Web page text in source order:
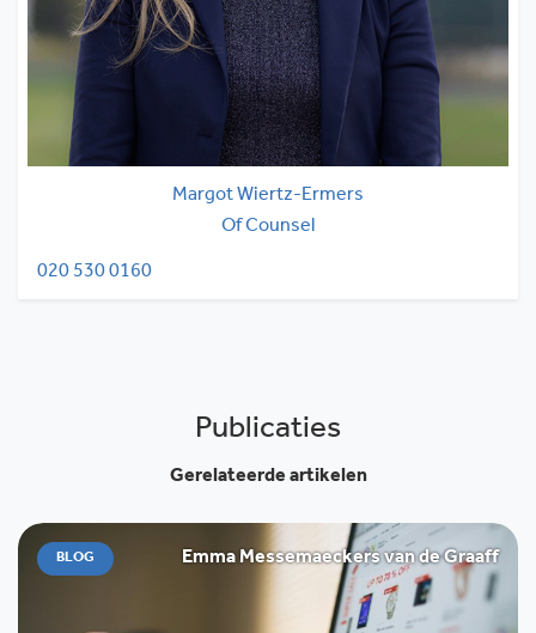
Margot Wiertz-Ermers
Of Counsel
020 530 0160
Publicaties
Gerelateerde artikelen
BLOG Emma Messemaeckers van de Graaff